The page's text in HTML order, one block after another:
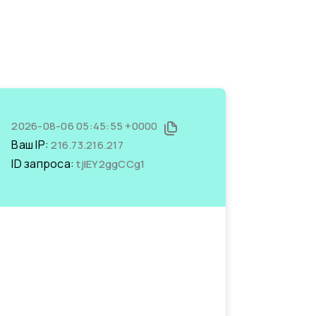
2026-08-06 05:45:55 +0000
Ваш IP:216.73.216.217
ID запроса:tjIEY2ggCCg1